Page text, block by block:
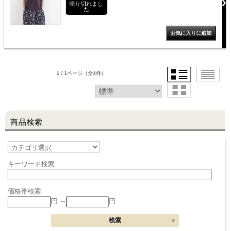
LINE@お友だち登録で
10%OFFクーポンプレゼント中!
売り切れまし
た
1 / 1ページ （全4件）
商品検索
キーワード検索
価格帯検索
円 ～
円